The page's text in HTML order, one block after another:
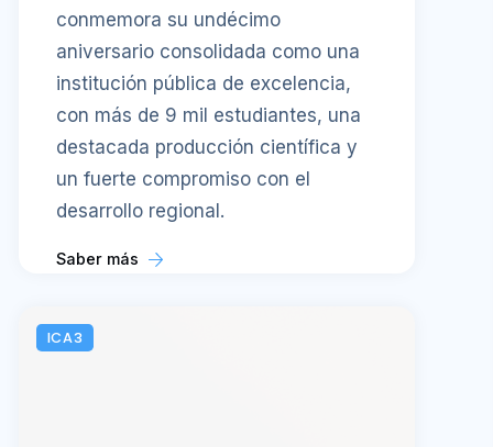
conmemora su undécimo
aniversario consolidada como una
institución pública de excelencia,
con más de 9 mil estudiantes, una
destacada producción científica y
un fuerte compromiso con el
desarrollo regional.
Saber más
ICA3